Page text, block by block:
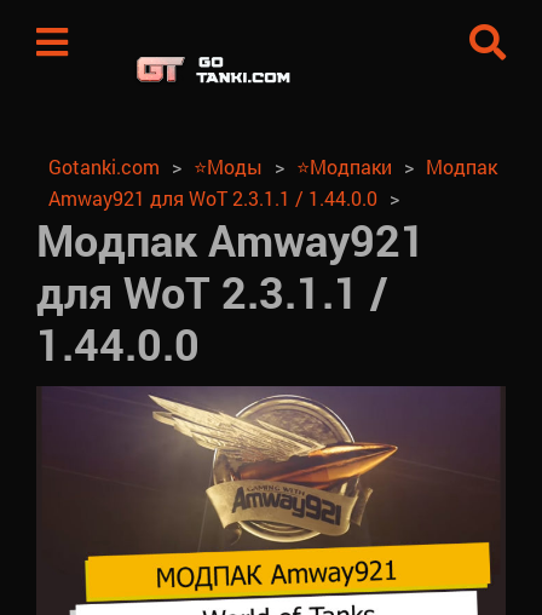
Gotanki.com ⭐Моды ⭐Модпаки
Модпак
Amway921 для WoT 2.3.1.1 / 1.44.0.0
Модпак Amway921
для WoT 2.3.1.1 /
1.44.0.0